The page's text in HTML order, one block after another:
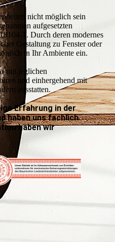
nicht möglich sein
aufgesetzten
1. Durch deren modernes
Gestaltung zu Fenster oder
in Ihr Ambiente ein.
mit jeglichen
und einhergehend mit
ausstatten.
Erfahrung in der
haben uns fachlich
haben wir